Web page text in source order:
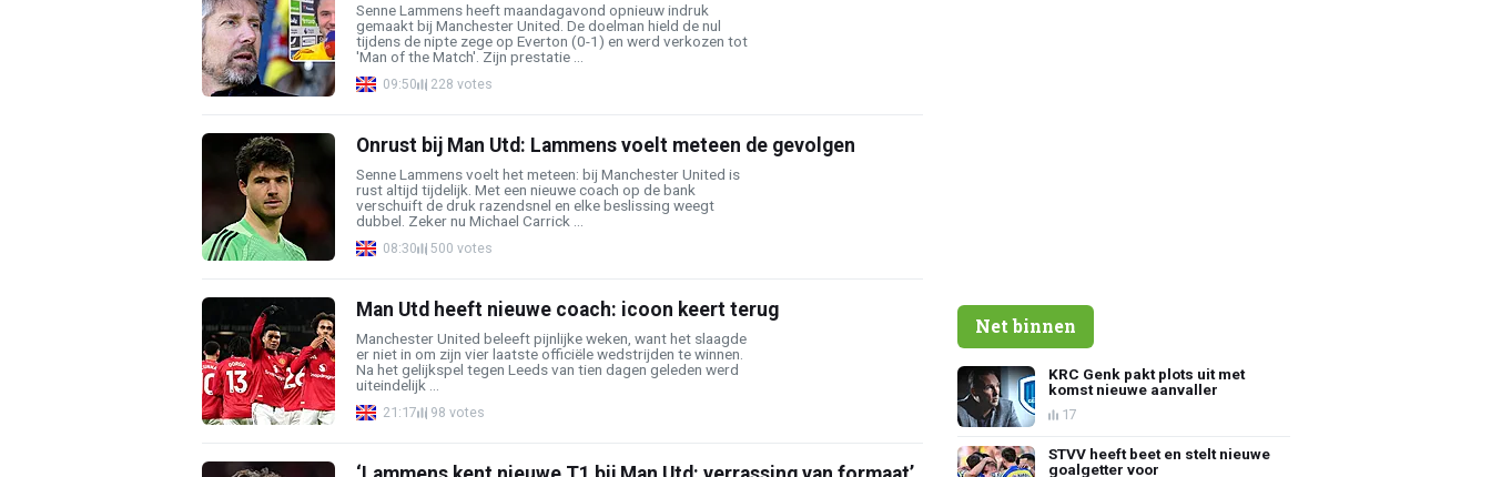
Senne Lammens heeft maandagavond opnieuw indruk
gemaakt bij Manchester United. De doelman hield de nul
tijdens de nipte zege op Everton (0-1) en werd verkozen tot
'Man of the Match'. Zijn prestatie ...
09:50 228 votes
Onrust bij Man Utd: Lammens voelt meteen de gevolgen
Senne Lammens voelt het meteen: bij Manchester United is
rust altijd tijdelijk. Met een nieuwe coach op de bank
verschuift de druk razendsnel en elke beslissing weegt
dubbel. Zeker nu Michael Carrick ...
08:30 500 votes
Man Utd heeft nieuwe coach: icoon keert terug
Manchester United beleeft pijnlijke weken, want het slaagde
er niet in om zijn vier laatste officiële wedstrijden te winnen.
Na het gelijkspel tegen Leeds van tien dagen geleden werd
uiteindelijk ...
21:17 98 votes
Net binnen
KRC Genk pakt plots uit met
komst nieuwe aanvaller
17
STVV heeft beet en stelt nieuwe
goalgetter voor